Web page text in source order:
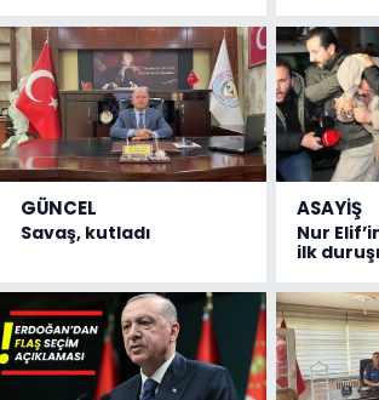
GÜNCEL
Savaş, kutladı
ASAYİŞ
Nur
ilk